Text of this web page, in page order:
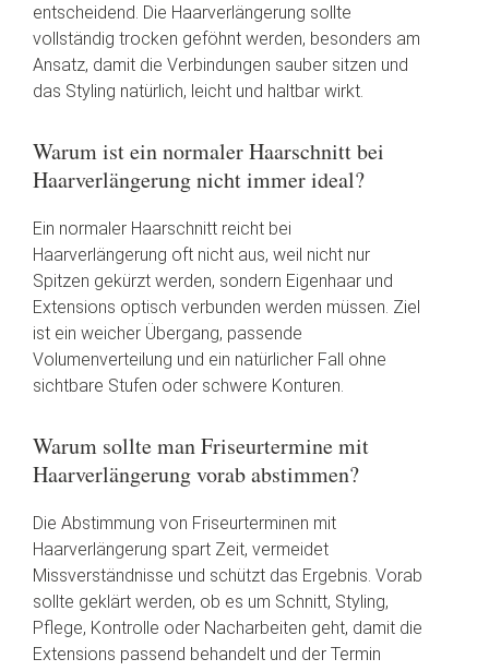
entscheidend. Die Haarverlängerung sollte
vollständig trocken geföhnt werden, besonders am
Ansatz, damit die Verbindungen sauber sitzen und
das Styling natürlich, leicht und haltbar wirkt.
Warum ist ein normaler Haarschnitt bei
Haarverlängerung nicht immer ideal?
Ein normaler Haarschnitt reicht bei
Haarverlängerung oft nicht aus, weil nicht nur
Spitzen gekürzt werden, sondern Eigenhaar und
Extensions optisch verbunden werden müssen. Ziel
ist ein weicher Übergang, passende
Volumenverteilung und ein natürlicher Fall ohne
sichtbare Stufen oder schwere Konturen.
Warum sollte man Friseurtermine mit
Haarverlängerung vorab abstimmen?
Die Abstimmung von Friseurterminen mit
Haarverlängerung spart Zeit, vermeidet
Missverständnisse und schützt das Ergebnis. Vorab
sollte geklärt werden, ob es um Schnitt, Styling,
Pflege, Kontrolle oder Nacharbeiten geht, damit die
Extensions passend behandelt und der Termin